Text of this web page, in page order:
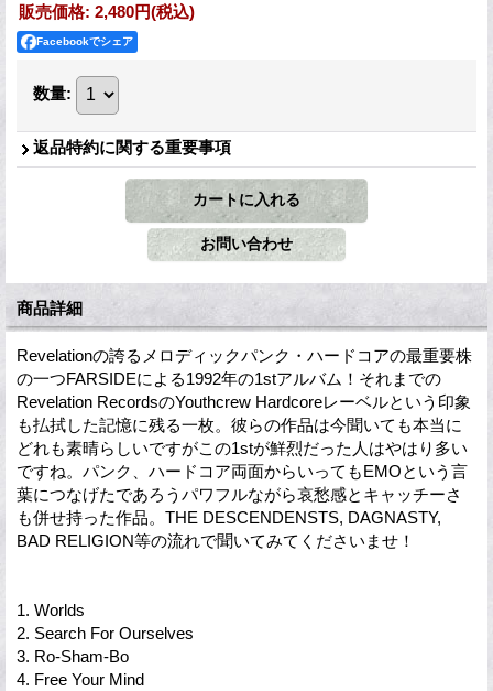
販売価格: 2,480円(税込)
Facebookでシェア
数量:
返品特約に関する重要事項
商品詳細
Revelationの誇るメロディックパンク・ハードコアの最重要株
の一つFARSIDEによる1992年の1stアルバム！それまでの
Revelation RecordsのYouthcrew Hardcoreレーベルという印象
も払拭した記憶に残る一枚。彼らの作品は今聞いても本当に
どれも素晴らしいですがこの1stが鮮烈だった人はやはり多い
ですね。パンク、ハードコア両面からいってもEMOという言
葉につなげたであろうパワフルながら哀愁感とキャッチーさ
も併せ持った作品。THE DESCENDENSTS, DAGNASTY,
BAD RELIGION等の流れで聞いてみてくださいませ！
1. Worlds
2. Search For Ourselves
3. Ro-Sham-Bo
4. Free Your Mind